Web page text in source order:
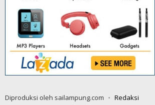
Diproduksi oleh sailampung.com Redaksi